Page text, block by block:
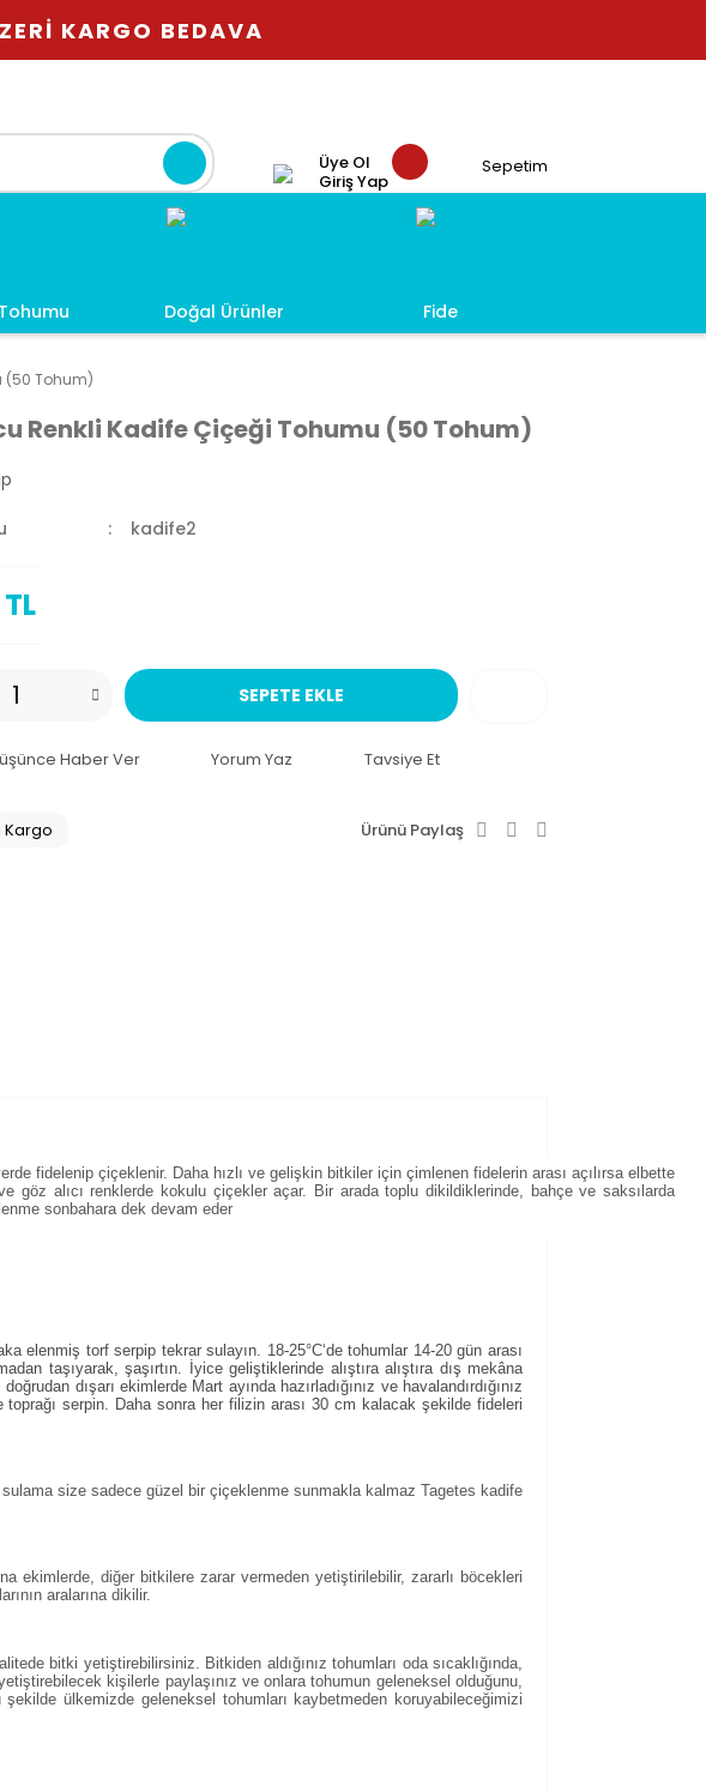
KARGO BEDAVA
Üye Ol
Giriş Yap
Sepetim
Doğal Ürünler Fide
(50 Tohum)
Renkli Kadife Çiçeği Tohumu (50 Tohum)
kadife2
SEPETE EKLE
Haber Ver Yorum Yaz Tavsiye Et
Kargo Ürünü Paylaş
fidelenip çiçeklenir. Daha hızlı ve gelişkin bitkiler için çimlenen fidelerin arası açılırsa elbette
alıcı renklerde kokulu çiçekler açar. Bir arada toplu dikildiklerinde, bahçe ve saksılarda
sonbahara dek devam eder
torf serpip tekrar sulayın. 18-25°C‘de tohumlar 14-20 gün arası
taşıyarak, şaşırtın. İyice geliştiklerinde alıştıra alıştıra dış mekâna
dışarı ekimlerde Mart ayında hazırladığınız ve havalandırdığınız
toprağı serpin. Daha sonra her filizin arası 30 cm kalacak şekilde fideleri
size sadece güzel bir çiçeklenme sunmakla kalmaz Tagetes kadife
ekimlerde, diğer bitkilere zarar vermeden yetiştirilebilir, zararlı böcekleri
aralarına dikilir.
bitki yetiştirebilirsiniz. Bitkiden aldığınız tohumları oda sıcaklığında,
kişilerle paylaşınız ve onlara tohumun geleneksel olduğunu,
ülkemizde geleneksel tohumları kaybetmeden koruyabileceğimizi